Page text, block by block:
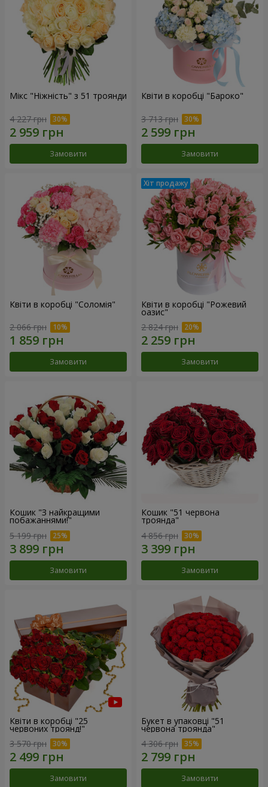
Мікс "Ніжність" з 51 троянди
4 227 грн
Замовити
Квіти в коробці "Бароко"
3 713 грн
Замовити
Квіти в коробці "Соломія"
2 066 грн
Замовити
Квіти в коробці "Рожевий
оазис"
2 824 грн
Замовити
Кошик "З найкращими
побажаннями!"
5 199 грн
Замовити
Кошик "51 червона
троянда"
4 856 грн
Замовити
Квіти в коробці "25
червоних троянд!"
3 570 грн
Замовити
Букет в упаковці "51
червона троянда"
4 306 грн
Замовити